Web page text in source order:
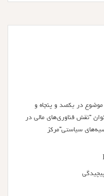
در یکصد و پنجاه و
“نقش فناوری‌های مالی در
سیاستی”مرکز